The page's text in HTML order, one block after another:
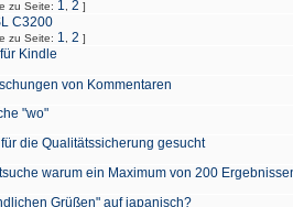
zu Seite: 1 2 ]
C3200
zu Seite: 1 2 ]
Kindle
von Kommentaren
"wo"
die Qualitätssicherung gesucht
warum ein Maximum von 200
Grüßen" auf japanisch?